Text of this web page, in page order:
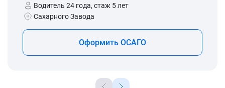
Водитель 24 года, стаж 5 лет
Сахарного Завода
Оформить ОСАГО